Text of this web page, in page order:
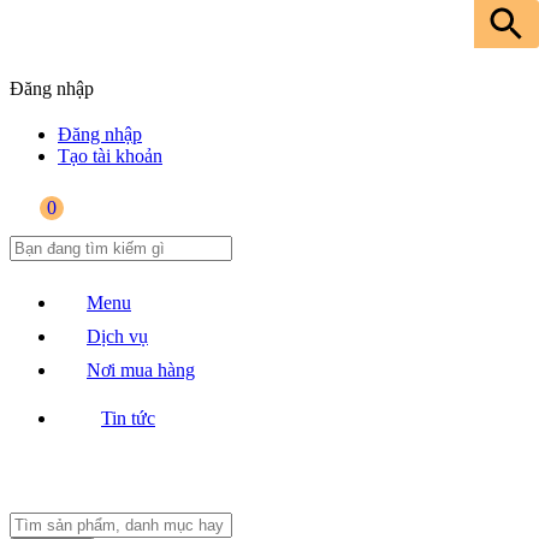
Đăng nhập
Đăng nhập
Tạo tài khoản
0
Menu
Dịch vụ
Nơi mua hàng
Tin tức